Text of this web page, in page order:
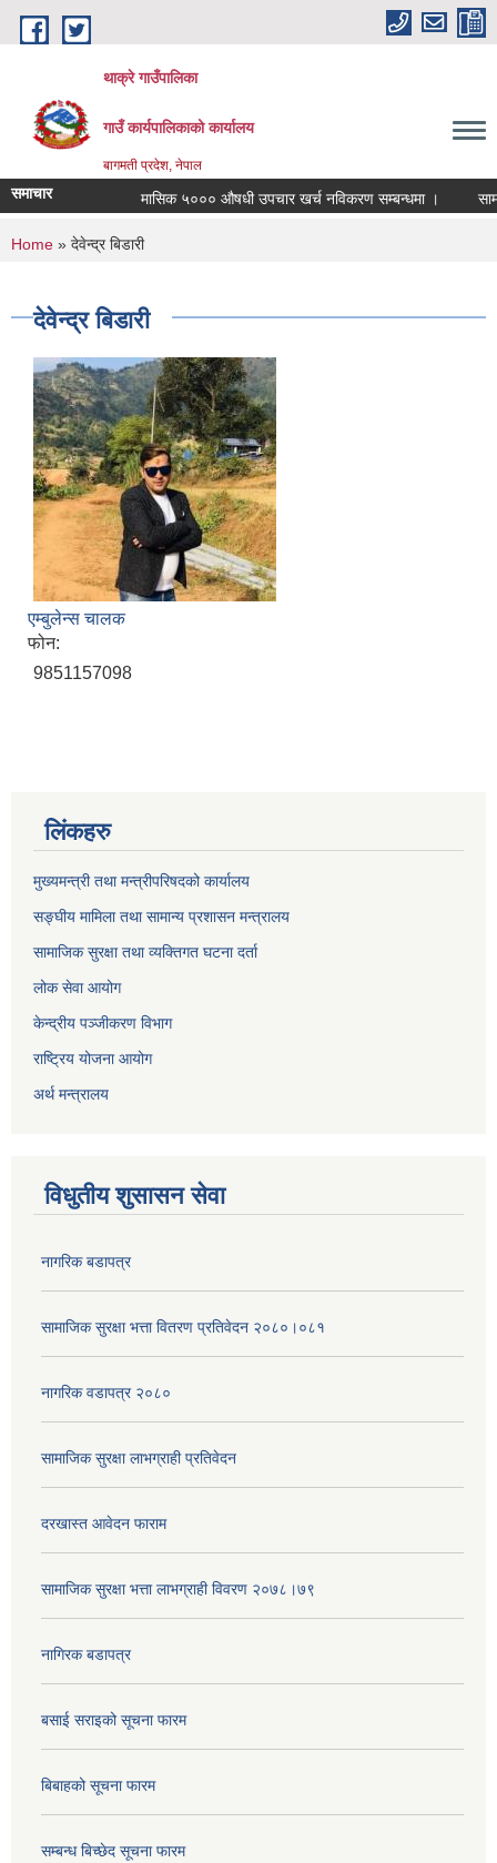
Skip to main content
थाक्रे गाउँपालिका
गाउँ कार्यपालिकाको कार्यालय
बागमती प्रदेश, नेपाल
समाचार मासिक ५००० औषधी उपचार खर्च नविकरण सम्बन्धमा ।
You are here
Home » देवेन्द्र बिडारी
देवेन्द्र बिडारी
एम्बुलेन्स चालक
फोन:
9851157098
लिंकहरु
मुख्यमन्त्री तथा मन्त्रीपरिषदको कार्यालय
सङ्घीय मामिला तथा सामान्य प्रशासन मन्त्रालय
सामाजिक सुरक्षा तथा व्यक्तिगत घटना दर्ता
लोक सेवा आयोग
केन्द्रीय पञ्जीकरण विभाग
राष्ट्रिय योजना आयोग
अर्थ मन्त्रालय
विधुतीय शुसासन सेवा
नागरिक बडापत्र
सामाजिक सुरक्षा भत्ता वितरण प्रतिवेदन २०८०।०८१
नागरिक वडापत्र २०८०
सामाजिक सुरक्षा लाभग्राही प्रतिवेदन
दरखास्त आवेदन फाराम
सामाजिक सुरक्षा भत्ता लाभग्राही विवरण २०७८।७९
नागिरक बडापत्र
बसाई सराइको सूचना फारम
बिबाहको सूचना फारम
सम्बन्ध बिच्छेद सूचना फारम